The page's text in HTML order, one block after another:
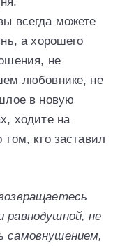
всегда можете
а хорошего
не
любовнике, не
в новую
ходите на
кто заставил
равнодушной, не
самовнушением,